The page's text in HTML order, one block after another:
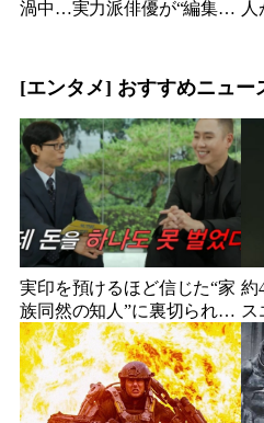
渦中…実力派俳優が“編集な
[エンタメ] おすすめニュー
実印を預けるほど信じた“家
族同然の知人”に裏切られ
た…収益9対1、10年間の奴
隷契約で人生が一変
約
ス
ジ
浮